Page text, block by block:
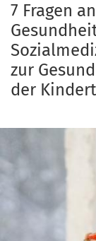
7 Fragen
zur
der